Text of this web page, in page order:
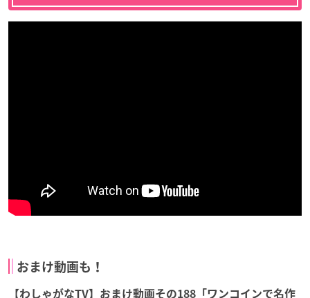
おまけ動画も！
【わしゃがなTV】おまけ動画その188「ワンコインで名作